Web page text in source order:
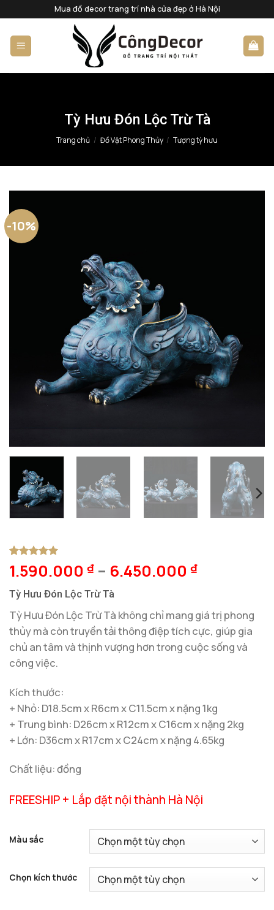
qua
nội
dung
Mua đồ decor trang trí nhà cửa đẹp ở Hà Nội
Tỳ Hưu Đón Lộc Trừ Tà
Trang chủ / Đồ Vật Phong Thủy / Tượng tỳ hưu
-10%
5trên 5
dựa trên
1
1.590.000 ₫ – 6.450.000 ₫
Tỳ Hưu Đón Lộc Trừ Tà
Tỳ Hưu Đón Lộc Trừ Tà không chỉ mang giá trị phong
thủy mà còn truyền tải thông điệp tích cực, giúp gia
chủ an tâm và thịnh vượng hơn trong cuộc sống và
công việc.
Kích thước:
+ Nhỏ: D18.5cm x R6cm x C11.5cm x nặng 1kg
+ Trung bình: D26cm x R12cm x C16cm x nặng 2kg
+ Lớn: D36cm x R17cm x C24cm x nặng 4.65kg
Chất liệu: đồng
FREESHIP + Lắp đặt nội thành Hà Nội
Màu sắc
Chọn kích thước